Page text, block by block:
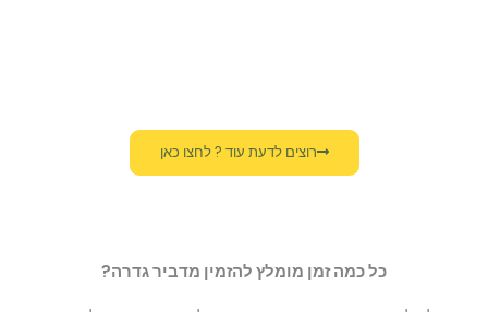
רוצים לדעת עוד ? לחצו כאן
כל כמה זמן מומלץ להזמין מדביר גדרה?